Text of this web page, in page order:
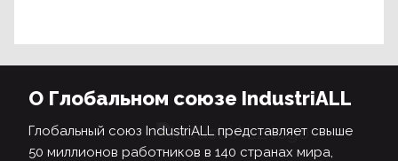
О Глобальном союзе IndustriALL
Глобальный союз IndustriALL представляет свыше
50 миллионов работников в 140 странах мира,